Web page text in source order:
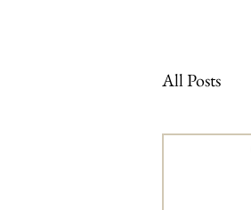
All Posts